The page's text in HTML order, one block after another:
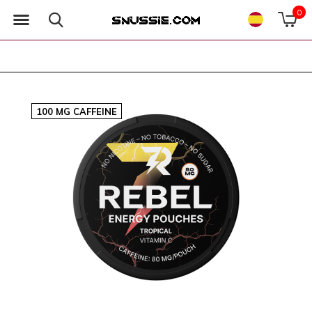
0
100 MG CAFFEINE